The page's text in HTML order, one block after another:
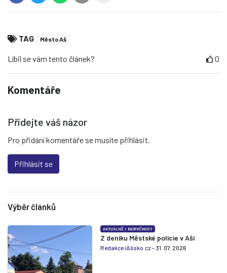
TAG Město Aš
Líbil se vám tento článek? 0
Komentáře
Přidejte váš názor
Pro přidání komentáře se musíte přihlásit.
Přihlásit se
Výběr článků
AKTUÁLNĚ / BEZPEČNOST
Z deníku Městské policie v Aši
Redakce iAšsko.cz- 31. 07. 2026